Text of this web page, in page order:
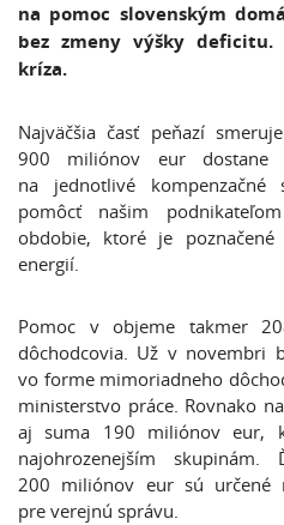
na pomoc slovenským
bez zmeny výšky deficitu.
kríza.
Najväčšia časť peňazí
900 miliónov eur dostane
na jednotlivé
pomôcť našim
obdobie, ktoré je
energií.
Pomoc v objeme takmer
dôchodcovia. Už v novembri
vo forme mimoriadneho
ministerstvo práce. Rovnako
aj suma 190 miliónov eur,
najohrozenejším
200 miliónov eur sú určené
pre verejnú správu.